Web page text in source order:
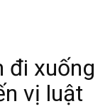
đi xuống
vị luật